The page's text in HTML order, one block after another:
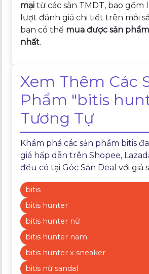
mại từ các sàn TMDT, bao gồm
lượt đánh giá chi tiết trên mỗi
bạn có thể mua được sản
nhất.
Xem Thêm Các
Phẩm "bitis
Tương Tự
Khám phá các sản phẩm bitis
giá hấp dẫn trên Shopee,
đều có tạiGóc Săn Deal với giá
bitis
bitis hunter
bitis hunter nữ
bitis hunter nam
bitis hunter x sneaker
bitis nữ sandal